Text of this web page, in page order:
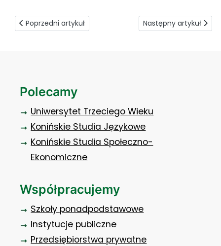
Poprzedni artykuł: Czysta gra o Puchar Rektora
Poprzedni artykuł Następny artykuł:
Następny artykuł
Polecamy
Uniwersytet Trzeciego Wieku
Konińskie Studia Językowe
Konińskie Studia Społeczno-
Ekonomiczne
Współpracujemy
Szkoły ponadpodstawowe
Instytucje publiczne
Przedsiębiorstwa prywatne